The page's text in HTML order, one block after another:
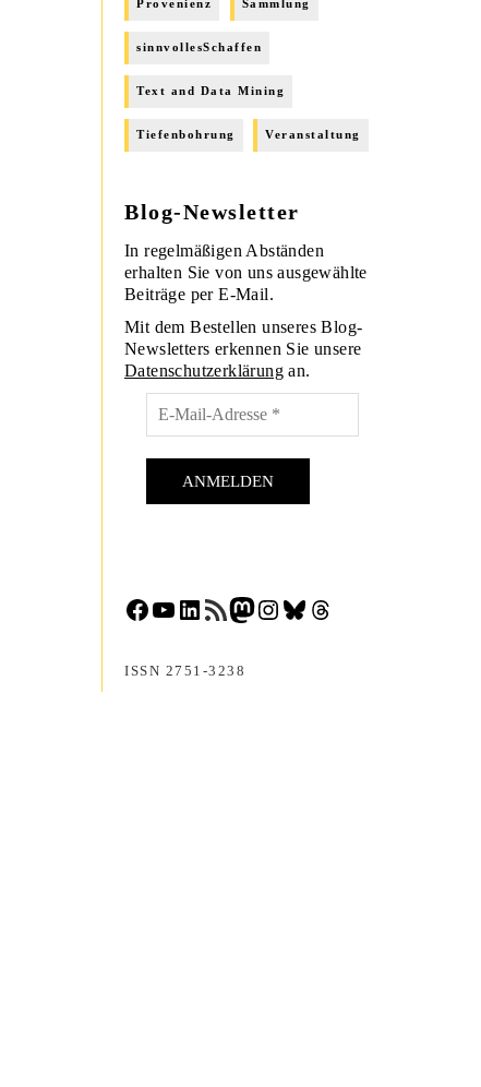
Provenienz Sammlung
sinnvollesSchaffen
Text and Data Mining
Tiefenbohrung Veranstaltung
Blog-Newsletter
In regelmäßigen Abständen
erhalten Sie von uns ausgewählte
Beiträge per E-Mail.
Mit dem Bestellen unseres Blog-
Newsletters erkennen Sie unsere
Datenschutzerklärung an.
Facebook
YouTube
LinkedIn
RSS-Feed
Mastodon
Instagram
Bluesky
Threads
ISSN 2751-3238